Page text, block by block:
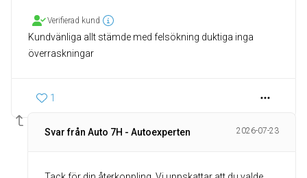
Verifierad kund
Kundvänliga allt stämde med felsökning duktiga inga
1
Svar från Auto 7H - Autoexperten 2026-07-23